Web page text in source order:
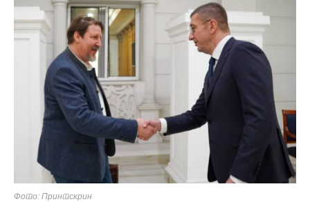
Фото: Принтскрин